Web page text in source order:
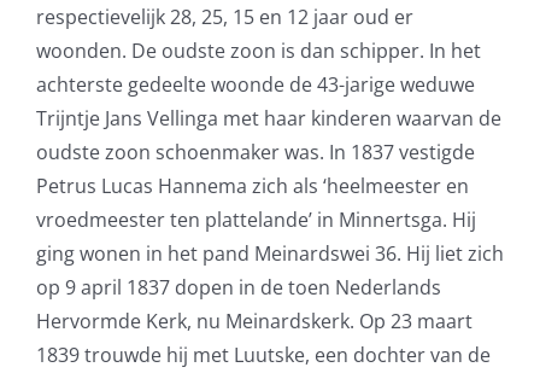
respectievelijk 28, 25, 15 en 12 jaar oud er
woonden. De oudste zoon is dan schipper. In het
achterste gedeelte woonde de 43-jarige weduwe
Trijntje Jans Vellinga met haar kinderen waarvan de
oudste zoon schoenmaker was. In 1837 vestigde
Petrus Lucas Hannema zich als ‘heelmeester en
vroedmeester ten plattelande’ in Minnertsga. Hij
ging wonen in het pand Meinardswei 36. Hij liet zich
op 9 april 1837 dopen in de toen Nederlands
Hervormde Kerk, nu Meinardskerk. Op 23 maart
1839 trouwde hij met Luutske, een dochter van de